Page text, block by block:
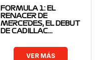
FORMULA 1: EL
RENACER DE
MERCEDES, EL DEBUT
DE CADILLAC…
VER MÁS